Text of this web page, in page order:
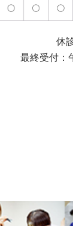
休
最終受付：